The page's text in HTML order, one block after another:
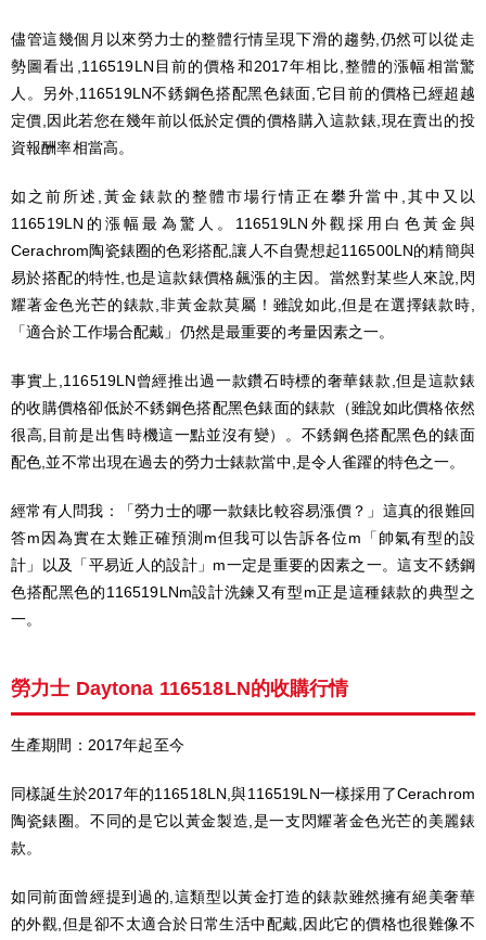
儘管這幾個月以來勞力士的整體行情呈現下滑的趨勢,仍然可以從走
勢圖看出,116519LN目前的價格和2017年相比,整體的漲幅相當驚
人。另外,116519LN不銹鋼色搭配黑色錶面,它目前的價格已經超越
定價,因此若您在幾年前以低於定價的價格購入這款錶,現在賣出的投
資報酬率相當高。
如之前所述,黃金錶款的整體市場行情正在攀升當中,其中又以
116519LN的漲幅最為驚人。116519LN外觀採用白色黃金與
Cerachrom陶瓷錶圈的色彩搭配,讓人不自覺想起116500LN的精簡與
易於搭配的特性,也是這款錶價格飆漲的主因。當然對某些人來說,閃
耀著金色光芒的錶款,非黃金款莫屬！雖說如此,但是在選擇錶款時,
「適合於工作場合配戴」仍然是最重要的考量因素之一。
事實上,116519LN曾經推出過一款鑽石時標的奢華錶款,但是這款錶
的收購價格卻低於不銹鋼色搭配黑色錶面的錶款（雖說如此價格依然
很高,目前是出售時機這一點並沒有變）。不銹鋼色搭配黑色的錶面
配色,並不常出現在過去的勞力士錶款當中,是令人雀躍的特色之一。
經常有人問我：「勞力士的哪一款錶比較容易漲價？」這真的很難回
答m因為實在太難正確預測m但我可以告訴各位m「帥氣有型的設
計」以及「平易近人的設計」m一定是重要的因素之一。這支不銹鋼
色搭配黑色的116519LNm設計洗鍊又有型m正是這種錶款的典型之
一。
勞力士 Daytona 116518LN的收購行情
生產期間：2017年起至今
同樣誕生於2017年的116518LN,與116519LN一樣採用了Cerachrom
陶瓷錶圈。不同的是它以黃金製造,是一支閃耀著金色光芒的美麗錶
款。
如同前面曾經提到過的,這類型以黃金打造的錶款雖然擁有絕美奢華
的外觀,但是卻不太適合於日常生活中配戴,因此它的價格也很難像不